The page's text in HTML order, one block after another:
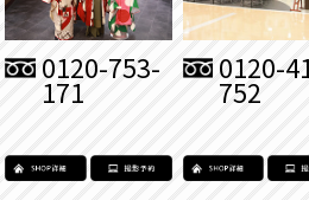
0120-753-
171
0120-
752